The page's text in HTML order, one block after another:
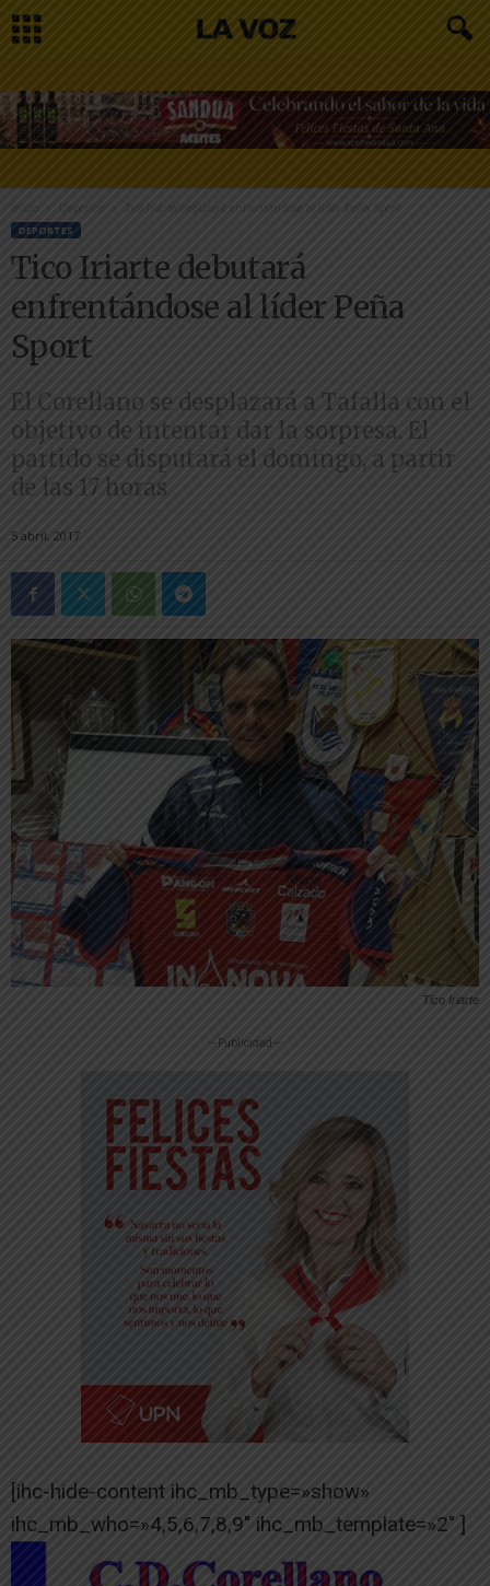
Inicio Tico Iriarte debutará enfrentándose al líder Peña Sport
DEPORTES
Tico Iriarte debutará
enfrentándose al líder Peña
Sport
El Corellano se desplazará a Tafalla con el
objetivo de intentar dar la sorpresa. El
partido se disputará el domingo, a partir
de las 17 horas
5 abril, 2017
Tico Iriarte
-- Publicidad --
[ihc-hide-content ihc_mb_type=»show»
ihc_mb_who=»4,5,6,7,8,9″ ihc_mb_template=»2″ ]